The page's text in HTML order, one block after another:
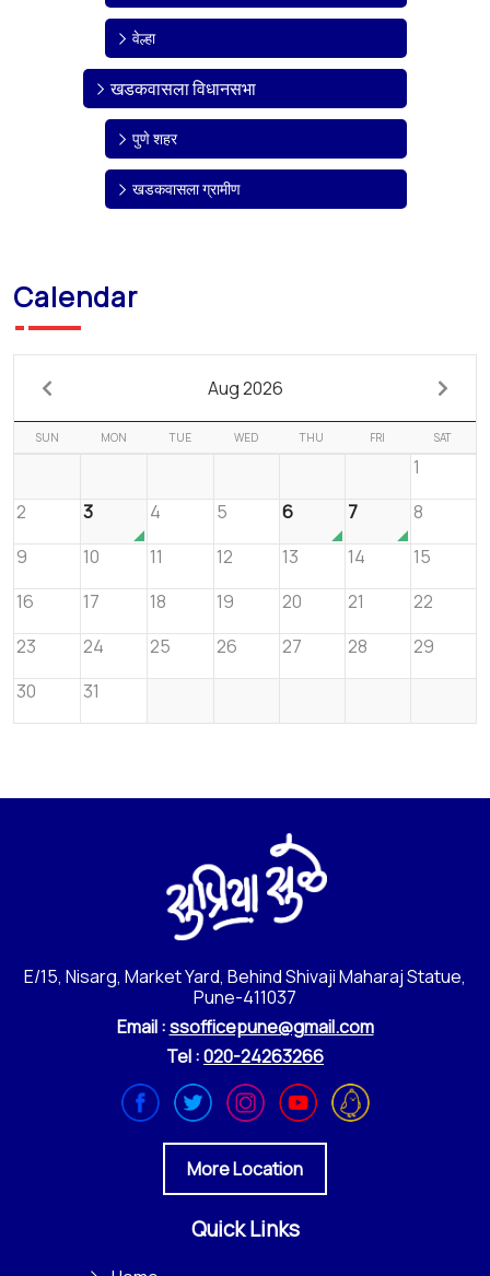
वेल्हा
खडकवासला विधानसभा
पुणे शहर
खडकवासला ग्रामीण
Calendar
Aug 2026
SUN MON TUE WED THU FRI SAT
1
2
3 4 5 6 7
8
9
10 11 12 13 14
15
16
17 18 19 20 21
22
23
24 25 26 27 28
29
30
31
E/15, Nisarg, Market Yard, Behind Shivaji Maharaj Statue,
Pune-411037
Email :ssofficepune@gmail.com
Tel :020-24263266
More Location
Quick Links